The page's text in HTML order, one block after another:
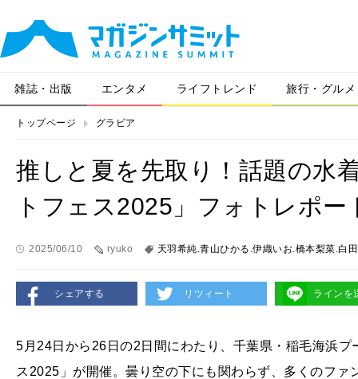
雑誌・出版 エンタメ ライフトレンド 旅行・グルメ
トップページ グラビア
推しと夏を先取り！話題の水
トフェス2025」フォトレポー
2025/06/10 ryuko 天羽希純.青山ひかる.伊織いお.橋本梨菜.白
シェアする リツィート ラインを
5月24日から26日の2日間にわたり、千葉県・稲毛海浜
ス2025」が開催。曇り空の下にも関わらず、多くのファ